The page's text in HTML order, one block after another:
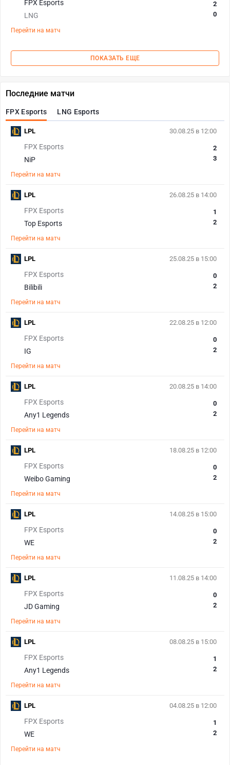
FPX Esports
LNG
2
0
Перейти на матч
ПОКАЗАТЬ ЕЩЕ
Последние матчи
FPX Esports LNG Esports
30.08.25 в 12:00
FPX Esports
NiP
2
3
Перейти на матч
LPL
26.08.25 в 14:00
FPX Esports
Top Esports
1
2
Перейти на матч
LPL
25.08.25 в 15:00
FPX Esports
Bilibili
0
2
Перейти на матч
LPL
22.08.25 в 12:00
FPX Esports
IG
0
2
Перейти на матч
LPL
20.08.25 в 14:00
FPX Esports
Any1 Legends
0
2
Перейти на матч
LPL
18.08.25 в 12:00
FPX Esports
Weibo Gaming
0
2
Перейти на матч
LPL
14.08.25 в 15:00
FPX Esports
WE
0
2
Перейти на матч
LPL
11.08.25 в 14:00
FPX Esports
JD Gaming
0
2
Перейти на матч
LPL
08.08.25 в 15:00
FPX Esports
Any1 Legends
1
2
Перейти на матч
LPL
04.08.25 в 12:00
FPX Esports
WE
1
2
Перейти на матч
LPL